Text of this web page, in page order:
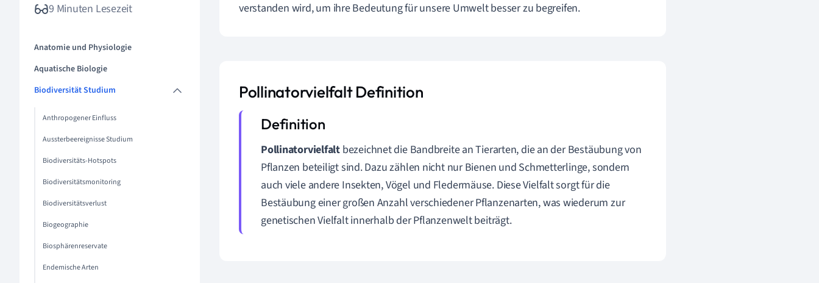
9 Minuten Lesezeit
Anatomie und Physiologie
Aquatische Biologie
Biodiversität Studium
Anthropogener Einfluss
Aussterbeereignisse Studium
Biodiversitäts-Hotspots
Biodiversitätsmonitoring
Biodiversitätsverlust
Biogeographie
Biosphärenreservate
Endemische Arten
verstanden wird, um ihre Bedeutung für unsere Umwelt besser zu begreifen.
Pollinatorvielfalt Definition
Pollinatorvielfalt bezeichnet die Bandbreite an Tierarten, die an der Bestäubung von
Pflanzen beteiligt sind. Dazu zählen nicht nur Bienen und Schmetterlinge, sondern
auch viele andere Insekten, Vögel und Fledermäuse. Diese Vielfalt sorgt für die
Bestäubung einer großen Anzahl verschiedener Pflanzenarten, was wiederum zur
genetischen Vielfalt innerhalb der Pflanzenwelt beiträgt.